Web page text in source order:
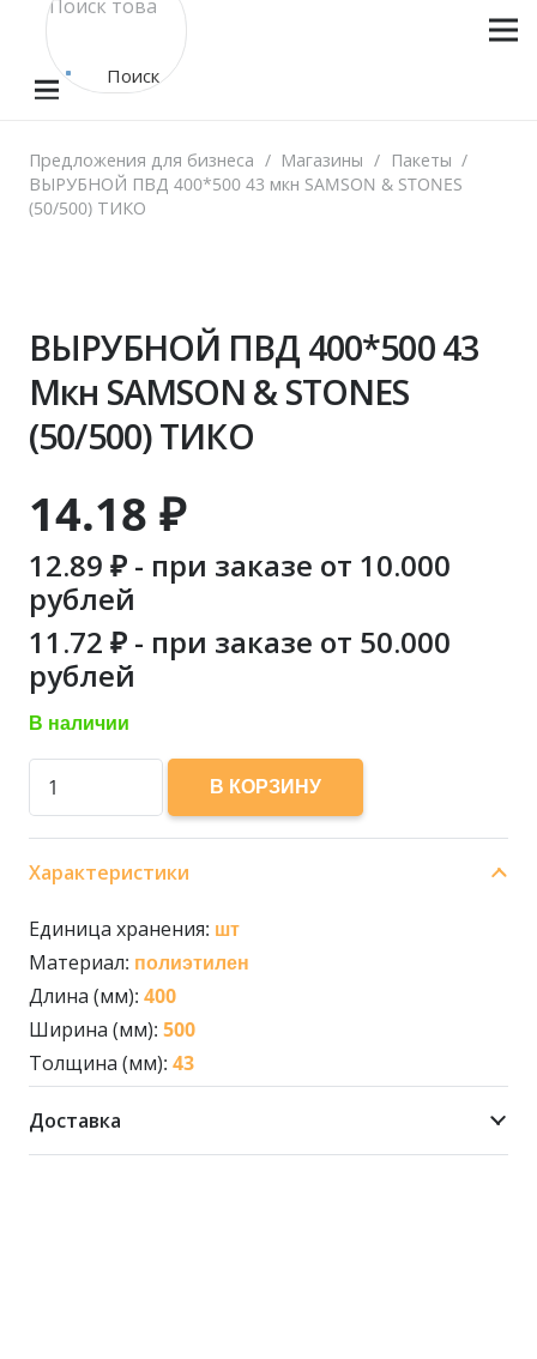
Поиск
Предложения для бизнеса / Магазины / Пакеты /
ВЫРУБНОЙ ПВД 400*500 43 мкн SAMSON & STONES
(50/500) ТИКО
ВЫРУБНОЙ ПВД 400*500 43
Мкн SAMSON & STONES
(50/500) ТИКО
14.18 ₽
12.89 ₽ - при заказе от 10.000
рублей
11.72 ₽ - при заказе от 50.000
рублей
В наличии
Количество
товара
ВЫРУБНОЙ
ПВД
43
мкн
SAMSON
&
STONES
(50/500)
В КОРЗИНУ
Характеристики
Единица хранения: шт
Материал: полиэтилен
Длина (мм): 400
Ширина (мм): 500
Толщина (мм): 43
Доставка